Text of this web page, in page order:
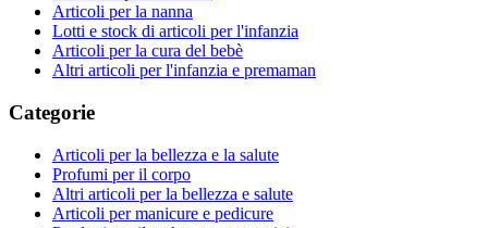
Articoli per la nanna
Lotti e stock di articoli per l'infanzia
Articoli per la cura del bebè
Altri articoli per l'infanzia e premaman
Categorie
Articoli per la bellezza e la salute
Profumi per il corpo
Altri articoli per la bellezza e salute
Articoli per manicure e pedicure